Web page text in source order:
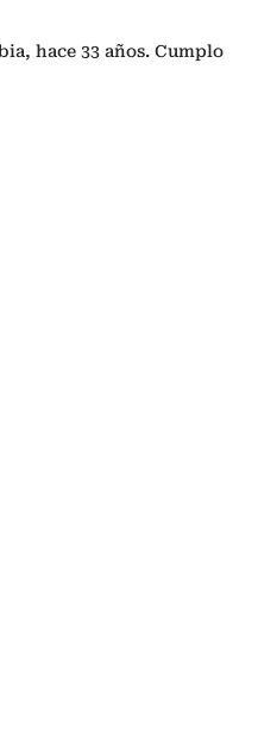
hace 33 años. Cumplo